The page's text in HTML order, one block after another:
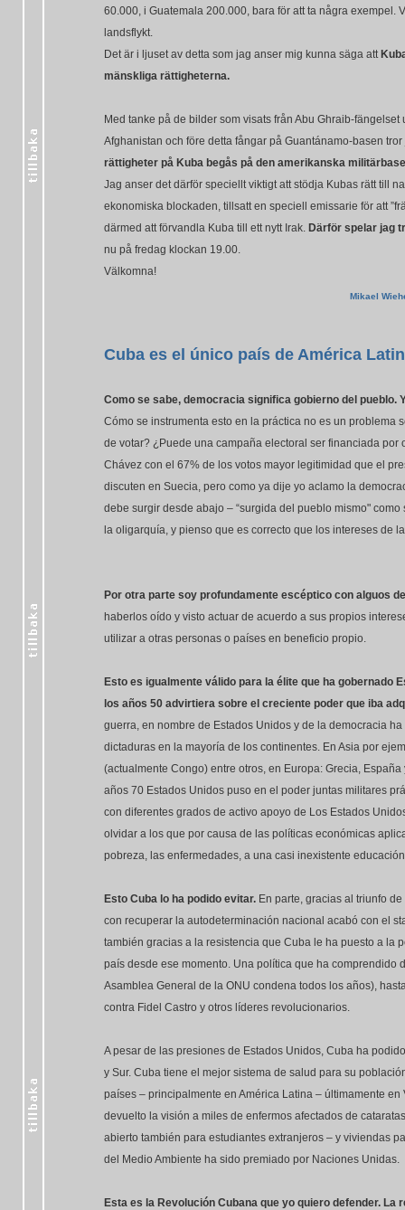
60.000, i Guatemala 200.000, bara för att ta några
landsflykt.
Det är i ljuset av detta som jag anser mig kunna säga att
mänskliga rättigheterna.
Med tanke på de bilder som visats från Abu Ghraib-
Afghanistan och före detta fångar på Guantánamo-basen
rättigheter på Kuba begås på den amerikanska
Jag anser det därför speciellt viktigt att stödja Kubas rätt till
ekonomiska blockaden, tillsatt en speciell emissarie för att
därmed att förvandla Kuba till ett nytt Irak. Därför spelar jag
nu på fredag klockan 19.00.
Välkomna!
Mikael
Cuba es el único país de América
Como se sabe, democracia significa gobierno del pueblo.
Cómo se instrumenta esto en la práctica no es un
de votar? ¿Puede una campaña electoral ser financiada
Chávez con el 67% de los votos mayor legitimidad que el
discuten en Suecia, pero como ya dije yo aclamo la
debe surgir desde abajo – “surgida del pueblo mismo"
la oligarquía, y pienso que es correcto que los intereses de
Por otra parte soy profundamente escéptico con alguos
haberlos oído y visto actuar de acuerdo a sus propios
utilizar a otras personas o países en beneficio propio.
Esto es igualmente válido para la élite que ha gobernado
los años 50 advirtiera sobre el creciente poder que iba
guerra, en nombre de Estados Unidos y de la democracia
dictaduras en la mayoría de los continentes. En Asia por
(actualmente Congo) entre otros, en Europa: Grecia,
años 70 Estados Unidos puso en el poder juntas militares
con diferentes grados de activo apoyo de Los Estados
olvidar a los que por causa de las políticas económicas
pobreza, las enfermedades, a una casi inexistente
Esto Cuba lo ha podido evitar. En parte, gracias al triunfo
con recuperar la autodeterminación nacional acabó con el
también gracias a la resistencia que Cuba le ha puesto a la
país desde ese momento. Una política que ha
Asamblea General de la ONU condena todos los años),
contra Fidel Castro y otros líderes revolucionarios.
A pesar de las presiones de Estados Unidos, Cuba ha
y Sur. Cuba tiene el mejor sistema de salud para su
países – principalmente en América Latina – últimamente
devuelto la visión a miles de enfermos afectados de
abierto también para estudiantes extranjeros – y viviendas
del Medio Ambiente ha sido premiado por Naciones Unidas.
Esta es la Revolución Cubana que yo quiero defender. La